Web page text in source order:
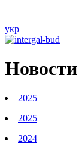
укр
Новости
2025
2025
2024